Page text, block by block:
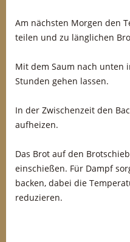
Am nächsten Morgen den
teilen und zu länglichen
Mit dem Saum nach unten
Stunden gehen lassen.
In der Zwischenzeit den
aufheizen.
Das Brot auf den
einschießen. Für Dampf
backen, dabei die
reduzieren.